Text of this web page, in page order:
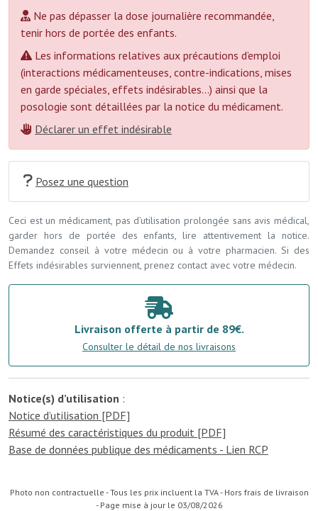
Ne pas dépasser la dose journalière recommandée,
tenir hors de portée des enfants.
Les informations relatives aux précautions d’emploi
(interactions médicamenteuses, contre-indications, mises
en garde spéciales, effets indésirables...) ainsi que la
posologie sont détaillées par la notice du médicament.
Déclarer un effet indésirable
Posez une question
Ceci est un médicament, pas d’utilisation prolongée sans avis médical,
garder hors de portée des enfants, lire attentivement la notice.
Demandez conseil à votre médecin ou à votre pharmacien. Si des
Effets indésirables surviennent, prenez contact avec votre médecin.
Livraison offerte à partir de 89€.
Consulter le détail de nos livraisons
Notice(s) d’utilisation :
Notice d’utilisation [PDF]
Résumé des caractéristiques du produit [PDF]
Base de données publique des médicaments - Lien RCP
Photo non contractuelle - Tous les prix incluent la TVA - Hors frais de livraison
- Page mise à jour le 03/08/2026